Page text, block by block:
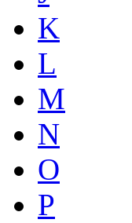
K
L
M
N
O
P